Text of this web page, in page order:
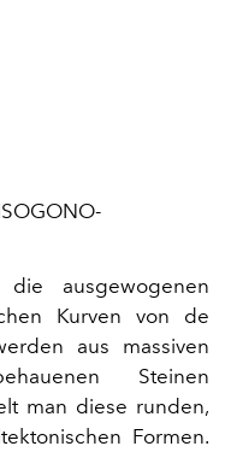
ausgewogenen
Kurven von de
aus massiven
Steinen
man diese runden,
Formen.